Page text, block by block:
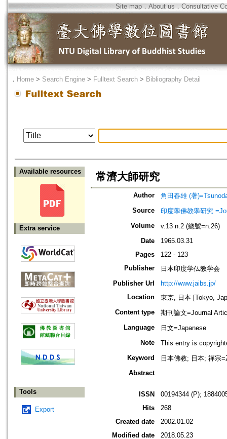
Site map．About us ． Consultative
． Home > Search Engine > Fulltext Search > Bibliography Detail
Available resources
Extra service
Tools
Export
常濟大師研究
Author
角田春雄 (著
Source
印度學佛教學研究
Volume
v.13 n.2 (總號=n.26)
Date
1965.03.31
Pages
122 - 123
Publisher
日本印度学仏教学会
Publisher Url
http://www.jaibs.jp/
Location
東京, 日本 [Tokyo,
Content type
期刊論文=Journal
Language
日文=Japanese
Note
This entry is
Keyword
日本佛教; 日本; 禪宗
Abstract
ISSN
00194344 (P);
Hits
268
Created date
2002.01.02
Modified date
2018.05.23